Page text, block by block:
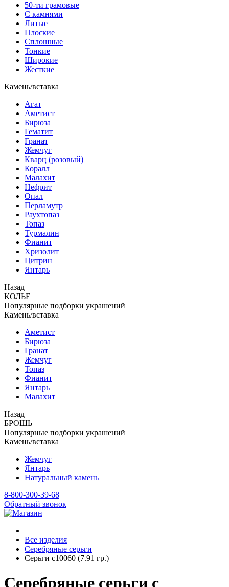
50-ти грамовые
С камнями
Литые
Плоские
Сплошные
Тонкие
Широкие
Жесткие
Камень/вставка
Агат
Аметист
Бирюза
Гематит
Гранат
Жемчуг
Кварц (розовый)
Коралл
Малахит
Нефрит
Опал
Перламутр
Раухтопаз
Топаз
Турмалин
Фианит
Хризолит
Цитрин
Янтарь
Назад
КОЛЬЕ
Популярные подборки украшений
Камень/вставка
Аметист
Бирюза
Гранат
Жемчуг
Топаз
Фианит
Янтарь
Малахит
Назад
БРОШЬ
Популярные подборки украшений
Камень/вставка
Жемчуг
Янтарь
Натуральный камень
8-800-300-39-68
Обратный звонок
Все изделия
Серебряные серьги
Серьги с10060 (7.91 гр.)
Серебряные серьги с